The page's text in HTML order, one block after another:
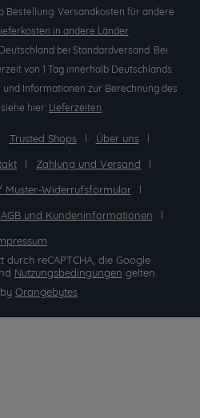
Bestellung. Versandkosten für andere
in andere Länder
bei Standardversand. Bei
von 1 Tag innerhalb Deutschlands.
Informationen zur Berechnung des
hier: Lieferzeiten.
Trusted Shops
Über uns
Zahlung und Versand
Muster-Widerrufsformular
AGB und Kundeninformationen
durch reCAPTCHA, die Google
Nutzungsbedingungen gelten.
Orangebytes